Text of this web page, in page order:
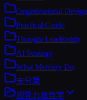
Organizational Design
Practical Guide
Thought Leadership
AI Strategy
What Mercury Do
未分类
领导力与哲学